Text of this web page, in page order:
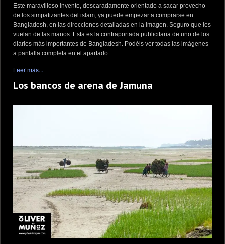
Este maravilloso invento, descaradamente orientado a sacar provecho
de los simpatizantes del islam, ya puede empezar a comprarse en
Bangladesh, en las direcciones detalladas en la imagen. Seguro que les
vuelan de las manos. Esta es la contraportada publicitaria de uno de los
diarios más importantes de Bangladesh. Podéis ver todas las imágenes
a pantalla completa en el apartado...
Leer más...
Los bancos de arena de Jamuna